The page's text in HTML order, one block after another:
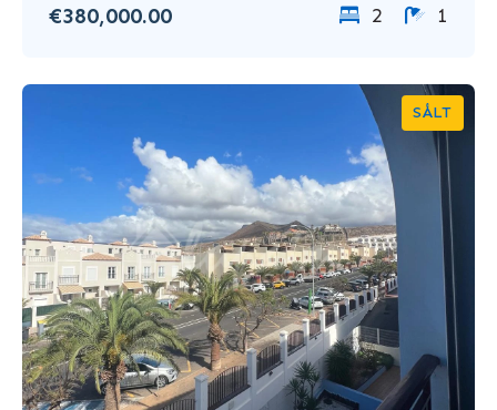
€380,000.00 2 1
SÅLT